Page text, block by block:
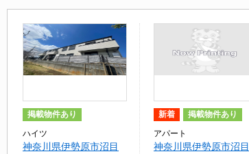
掲載物件あり
ハイツ
神奈川県伊勢原市沼目
新着 掲載物件あり
アパート
神奈川県伊勢原市沼目